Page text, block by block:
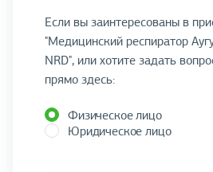
Если вы заинтересованы в
"Медицинский респиратор
NRD", или хотите задать
прямо здесь:
Физическое лицо
Юридическое лицо